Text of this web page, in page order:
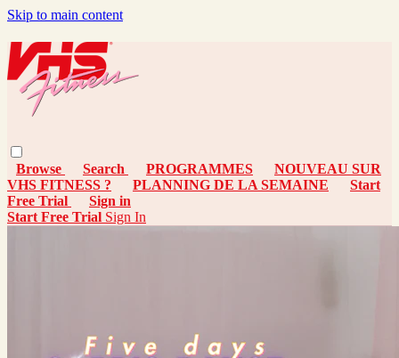
Skip to main content
Browse Search PROGRAMMES
NOUVEAU SUR
VHS FITNESS ?
PLANNING DE LA SEMAINE
Start
Free Trial
Sign in
Start Free Trial Sign In